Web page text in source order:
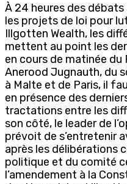
À 24 heures des débats
les projets de loi pour
Illgotten Wealth, les
mettent au point les
en cours de matinée du
Anerood Jugnauth, du
à Malte et de Paris, il
en présence des
tractations entre les
son côté, le leader de
prévoit de s’entretenir
après les délibérations
politique et du comité
l’amendement à la